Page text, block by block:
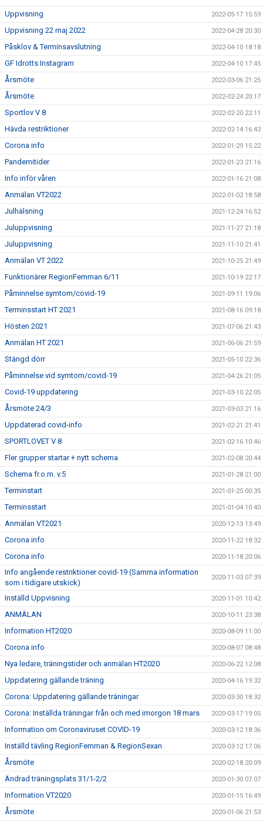
Uppvisning 2022-05-17 15:59
Uppvisning 22 maj 2022 2022-04-28 20:30
Påsklov & Terminsavslutning 2022-04-10 18:18
GF Idrotts Instagram 2022-04-10 17:45
Årsmöte 2022-03-06 21:25
Årsmöte 2022-02-24 20:17
Sportlov V 8 2022-02-20 22:11
Hävda restriktioner 2022-02-14 16:43
Corona info 2022-01-29 15:22
Pandemitider 2022-01-23 21:16
Info inför våren 2022-01-16 21:08
Anmälan VT2022 2022-01-02 18:58
Julhälsning 2021-12-24 16:52
Juluppvisning 2021-11-27 21:18
Juluppvisning 2021-11-10 21:41
Anmälan VT 2022 2021-10-25 21:49
Funktionärer RegionFemman 6/11 2021-10-19 22:17
Påminnelse symtom/covid-19 2021-09-11 19:06
Terminsstart HT 2021 2021-08-16 09:18
Hösten 2021 2021-07-06 21:43
Anmälan HT 2021 2021-06-06 21:59
Stängd dörr 2021-05-10 22:36
Påminnelse vid symtom/covid-19 2021-04-26 21:05
Covid-19 uppdatering 2021-03-10 22:05
Årsmöte 24/3 2021-03-03 21:16
Uppdaterad covid-info 2021-02-21 21:41
SPORTLOVET V 8 2021-02-16 10:46
Fler grupper startar + nytt schema 2021-02-08 20:44
Schema fr.o.m. v.5 2021-01-28 21:00
Terminstart 2021-01-25 00:35
Terminsstart 2021-01-04 10:40
Anmälan VT2021 2020-12-13 13:49
Corona info 2020-11-22 18:32
Corona info 2020-11-18 20:06
Info angående restriktioner covid-19 (Samma information
som i tidigare utskick)
2020-11-03 07:39
Inställd Uppvisning 2020-11-01 10:42
ANMÄLAN 2020-10-11 23:38
Information HT2020 2020-08-09 11:00
Corona info 2020-08-07 08:48
Nya ledare, träningstider och anmälan HT2020 2020-06-22 12:08
Uppdatering gällande träning 2020-04-16 19:32
Corona: Uppdatering gällande träningar 2020-03-30 18:32
Corona: Inställda träningar från och med imorgon 18 mars 2020-03-17 19:05
Information om Coronaviruset COVID-19 2020-03-12 18:36
Inställd tävling RegionFemman & RegionSexan 2020-03-12 17:06
Årsmöte 2020-02-18 20:09
Ändrad träningsplats 31/1-2/2 2020-01-30 07:07
Information VT2020 2020-01-15 16:49
Årsmöte 2020-01-06 21:53